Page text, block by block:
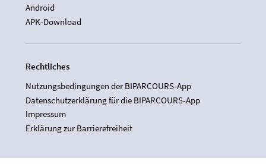
Android
APK-Download
Rechtliches
Nutzungsbedingungen der BIPARCOURS-App
Datenschutzerklärung für die BIPARCOURS-App
Impressum
Erklärung zur Barrierefreiheit